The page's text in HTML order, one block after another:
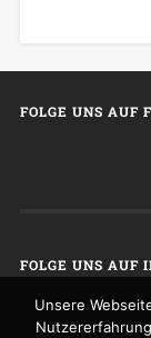
FOLGE UNS AUF
FOLGE UNS AUF
Unsere